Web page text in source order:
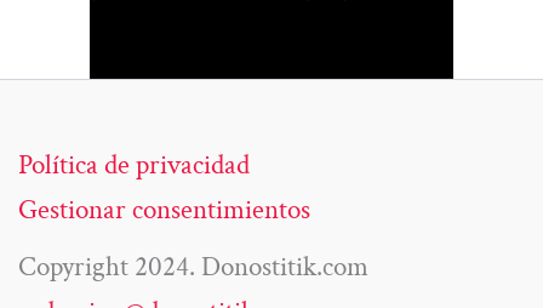
Política de privacidad
Gestionar consentimientos
Copyright 2024. Donostitik.com